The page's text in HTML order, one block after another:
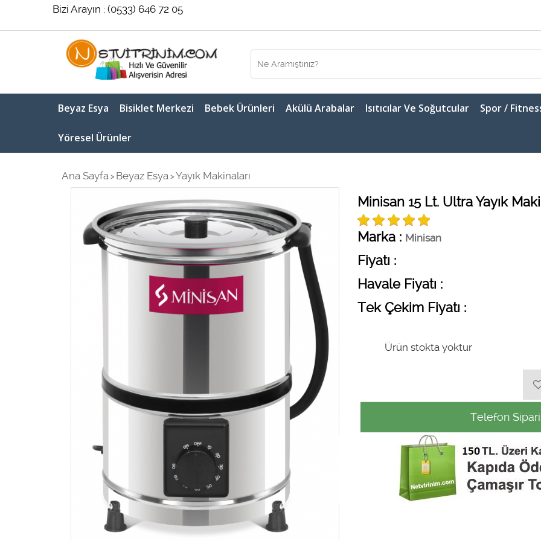
Bizi Arayın : (0533) 646 72 05
Beyaz Esya Bisiklet Merkezi Bebek Ürünleri Akülü Arabalar Isıtıcılar Ve Soğutcular Spor /
Yöresel Ürünler
Ana Sayfa > Beyaz Esya > Yayık Makinaları
Minisan 15 Lt. Ultra Yayık
Marka : Minisan
Fiyatı :
Havale Fiyatı :
Tek Çekim Fiyatı :
Ürün stokta yoktur
Telefon